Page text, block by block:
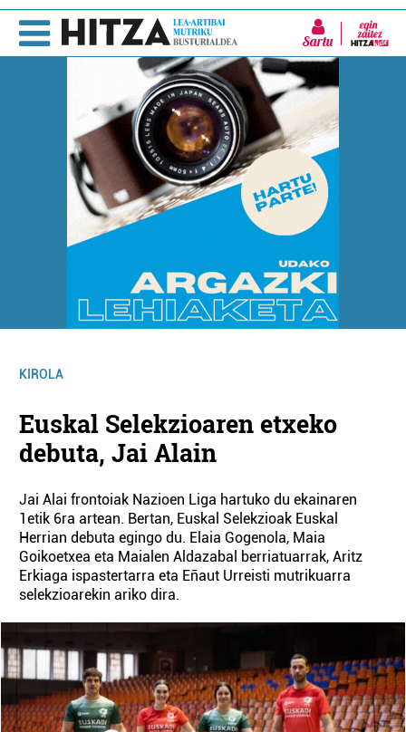
Sartu
KIROLA
Euskal Selekzioaren etxeko
debuta, Jai Alain
Jai Alai frontoiak Nazioen Liga hartuko du ekainaren
1etik 6ra artean. Bertan, Euskal Selekzioak Euskal
Herrian debuta egingo du. Elaia Gogenola, Maia
Goikoetxea eta Maialen Aldazabal berriatuarrak, Aritz
Erkiaga ispastertarra eta Eñaut Urreisti mutrikuarra
selekzioarekin ariko dira.